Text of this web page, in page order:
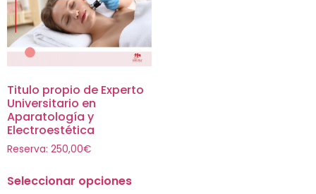
Titulo propio de Experto
Universitario en
Aparatología y
Electroestética
Reserva: 250,00€
Seleccionar opciones